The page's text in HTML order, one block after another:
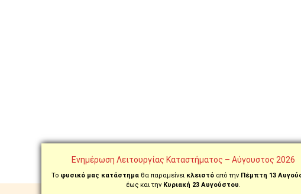
Ενημέρωση Λειτουργίας Καταστήματος – Αύγουστος 2026
Το φυσικό μας κατάστημαθα παραμείνει κλειστό από τηνΠέμπτη 13
έως και την Κυριακή 23 Αυγούστου.